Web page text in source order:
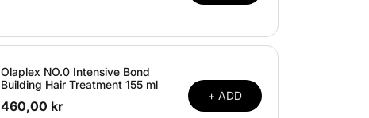
Olaplex NO.0 Intensive Bond
Building Hair Treatment 155 ml
460,00 kr
+ ADD